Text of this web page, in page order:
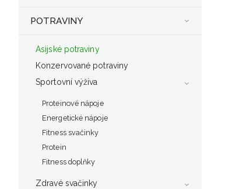
POTRAVINY
Asijské potraviny
Konzervované potraviny
Sportovní výživa
Proteinové nápoje
Energetické nápoje
Fitness svačinky
Protein
Fitness doplňky
Zdravé svačinky